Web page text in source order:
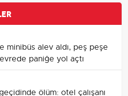
minibüs alev aldı, peş peşe
paniğe yol açtı
ölüm: otel çalışanı